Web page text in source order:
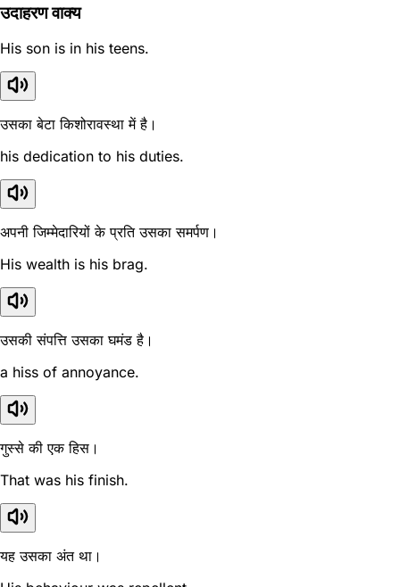
उदाहरण वाक्य
His son is in his teens.
उसका बेटा किशोरावस्था में है।
his dedication to his duties.
अपनी जिम्मेदारियों के प्रति उसका समर्पण।
His wealth is his brag.
उसकी संपत्ति उसका घमंड है।
a hiss of annoyance.
गुस्से की एक हिस।
That was his finish.
यह उसका अंत था।